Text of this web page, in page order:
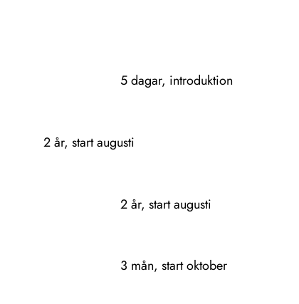
5 dagar, introduktion
2 år, start augusti
2 år, start augusti
3 mån, start oktober